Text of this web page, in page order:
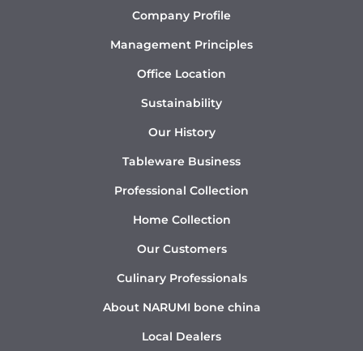
Company Profile
Management Principles
Office Location
Sustainability
Our History
Tableware Business
Professional Collection
Home Collection
Our Customers
Culinary Professionals
About NARUMI bone china
Local Dealers